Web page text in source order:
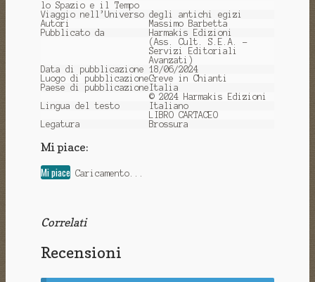
lo Spazio e il Tempo
Viaggio nell’Universo degli antichi egizi
Autori
Massimo Barbetta
Pubblicato da
Harmakis Edizioni
(Ass. Cult. S.E.A. -
Servizi Editoriali
Avanzati)
Data di pubblicazione
18/06/2024
Luogo di pubblicazioneGreve in Chianti
Paese di pubblicazioneItalia
© 2024 Harmakis Edizioni
Lingua del testo
Italiano
LIBRO CARTACEO
Legatura
Brossura
Mi piace:
Mi piace Caricamento...
Correlati
Recensioni